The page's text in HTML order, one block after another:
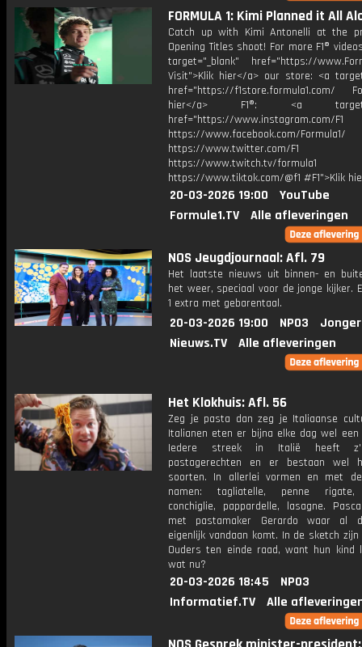
FORMULA 1: Kimi Planned it All
Catch up with Kimi Antonelli at the
Opening Titles shoot! For more F1®
target="_blank" href="https://
Visit">Klik hier</a> our store: <a
href="https://f1store.formula1.com/
hier</a> F1®: <a
href="https://www.instagram.com/F1
https://www.facebook.com/Formula1/
https://www.twitter.com/F1
https://www.twitch.tv/formula1
https://www.tiktok.com/@f1 #F1">Klik
20-03-2026 19:00
YouTube
Formule1.TV
Alle afleveringen
NOS Jeugdjournaal: Afl. 79
Het laatste nieuws uit binnen- en
het weer, speciaal voor de jonge kijker.
1 extra met gebarentaal.
20-03-2026 19:00 NPO3
Nieuws.TV
Alle afleveringen
Het Klokhuis: Afl. 56
Zeg je pasta dan zeg je Italiaanse
Italianen eten er bijna elke dag wel een
Iedere streek in Italië heeft
pastagerechten en er bestaan wel
soorten. In allerlei vormen en met
namen: tagliatelle, penne
conchiglie, pappardelle, lasagne.
met pastamaker Gerardo waar al
eigenlijk vandaan komt. In de sketch zijn
Ouders ten einde raad, want hun kind
wat nu?
20-03-2026 18:45
NPO3
Informatief.TV
Alle